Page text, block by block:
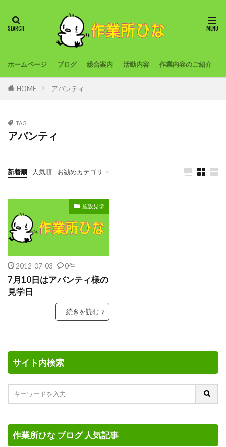
ホームページ ブログ 総合案内 活動内容 作業内容のご紹介
HOME アバンティ
TAG
アバンティ
新着順 人気順 お勧めカテゴリ
旅行
農作業
創作活動
外出プログラム
施設見学
2012-07-03 0件
7月10日はアバンティ様の
見学日
続きを読む
サイト内検索
作業所ひな ブログ 人気記事